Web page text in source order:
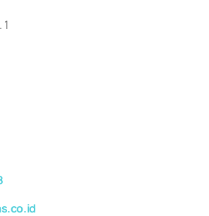
from Bank Indonesia as a Supporting
Transaction, and Administration and
Paper Transactions whose license was issued in